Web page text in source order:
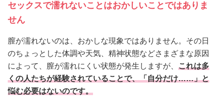
セックスで濡れないことはおかしいことではありま
せん
膣が濡れないのは、おかしな現象ではありません。その日
のちょっとした体調や天気、精神状態などさまざまな原因
によって、膣が濡れにくい状態が発生しますが、 これは多
くの人たちが経験されていることで、「自分だけ……」と
悩む必要はないのです。